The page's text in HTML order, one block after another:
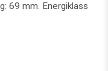
69 mm. Energiklass